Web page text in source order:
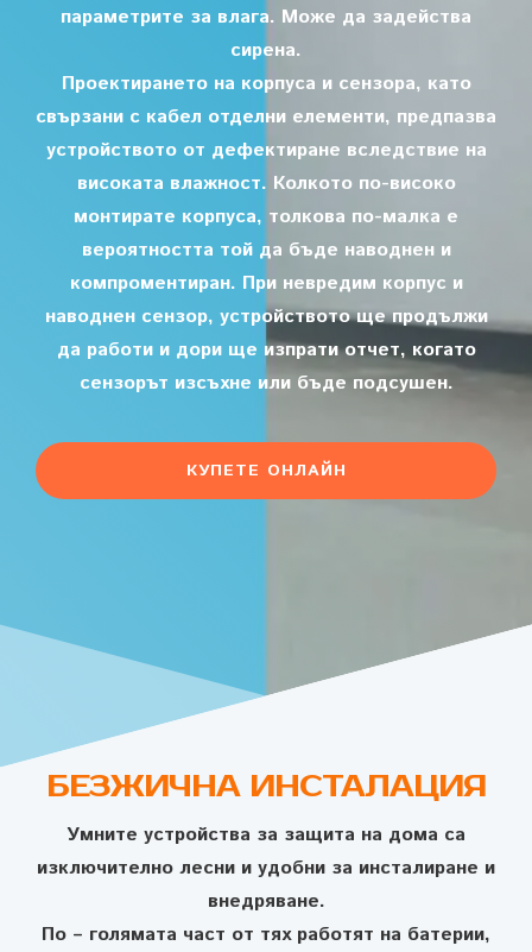
параметрите за влага. Може да задейства
сирена.
Проектирането на корпуса и сензора, като
свързани с кабел отделни елементи, предпазва
устройството от дефектиране вследствие на
високата влажност. Колкото по-високо
монтирате корпуса, толкова по-малка е
вероятността той да бъде наводнен и
компроментиран. При невредим корпус и
наводнен сензор, устройството ще продължи
да работи и дори ще изпрати отчет, когато
сензорът изсъхне или бъде подсушен.
КУПЕТЕ ОНЛАЙН
БЕЗЖИЧНА ИНСТАЛАЦИЯ
Умните устройства за защита на дома са
изключително лесни и удобни за инсталиране и
внедряване.
По – голямата част от тях работят на батерии,